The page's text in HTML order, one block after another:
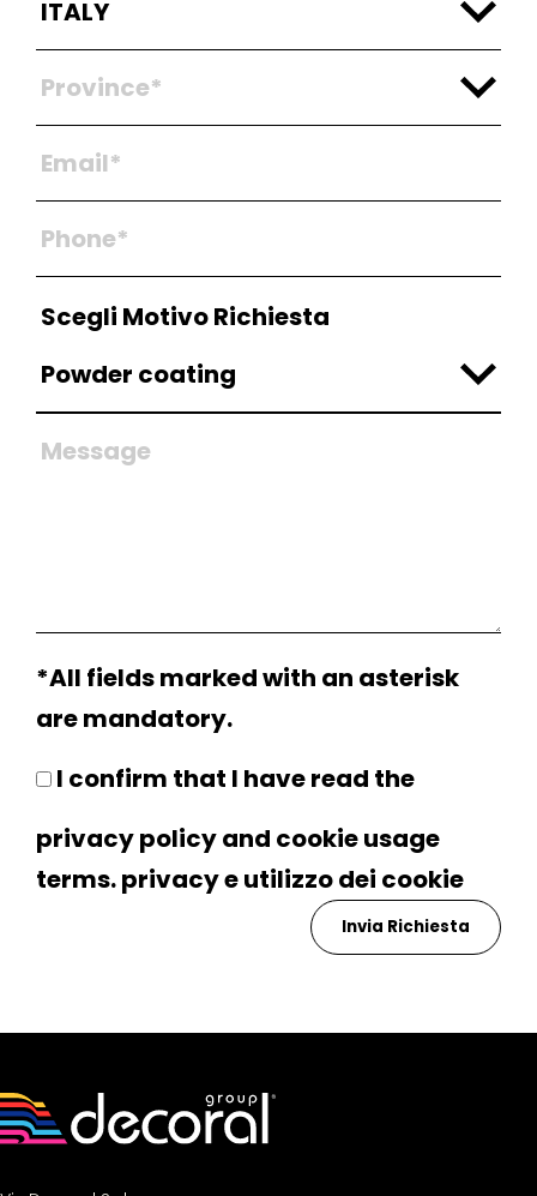
Scegli Motivo Richiesta
*All fields marked with an asterisk
are mandatory.
I confirm that I have read the
privacy policy and cookie usage
terms.privacye utilizzo dei cookie